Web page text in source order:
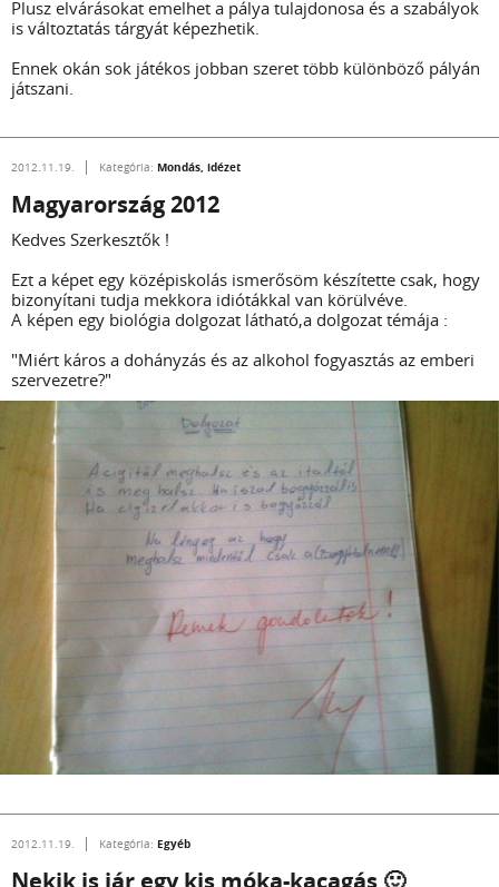
Plusz elvárásokat emelhet a pálya tulajdonosa és a szabályok
is változtatás tárgyát képezhetik.
Ennek okán sok játékos jobban szeret több különböző pályán
játszani.
2012.11.19. Kategória: Mondás, idézet
Magyarország 2012
Kedves Szerkesztők !
Ezt a képet egy középiskolás ismerősöm készítette csak, hogy
bizonyítani tudja mekkora idiótákkal van körülvéve.
A képen egy biológia dolgozat látható,a dolgozat témája :
"Miért káros a dohányzás és az alkohol fogyasztás az emberi
szervezetre?"
2012.11.19. Kategória: Egyéb
Nekik is jár egy kis móka-kacagás 🙂